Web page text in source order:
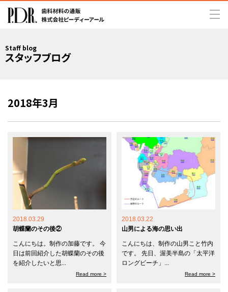
Staff blog
スタッフブログ
2018年3月
2018.03.29
胡蝶蘭のその後②
こんにちは。制作の加藤です。 今
日は前回紹介した胡蝶蘭のその後
を紹介したいと思...
Read more >
2018.03.22
山男による海の思い出
こんにちは、制作の山男こと竹内
です。 先日、渥美半島の「太平洋
ロングビーチ」...
Read more >